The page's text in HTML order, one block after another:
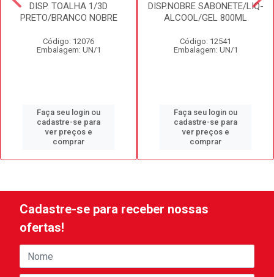
DISP. TOALHA 1/3D
PRETO/BRANCO NOBRE
Código: 12076
Embalagem: UN/1
Faça seu login ou
cadastre-se para
ver preços e
comprar
DISP.NOBRE SABONETE/LIQ-
ALCOOL/GEL 800ML
Código: 12541
Embalagem: UN/1
Faça seu login ou
cadastre-se para
ver preços e
comprar
Cadastre-se para receber nossas
ofertas!